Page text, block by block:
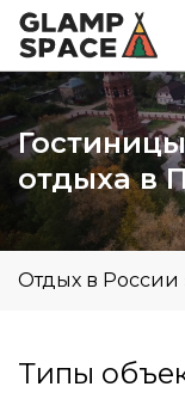
отдыха в
Отдых в России
Типы